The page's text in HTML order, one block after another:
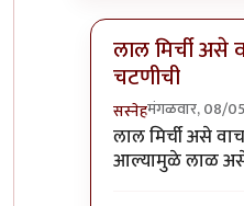
लाल मिर्ची असे
चटणीची
सस्नेहमंगळवार, 08/
In reply to+१by
लाल मिर्ची असे
आल्यामुळे लाळ